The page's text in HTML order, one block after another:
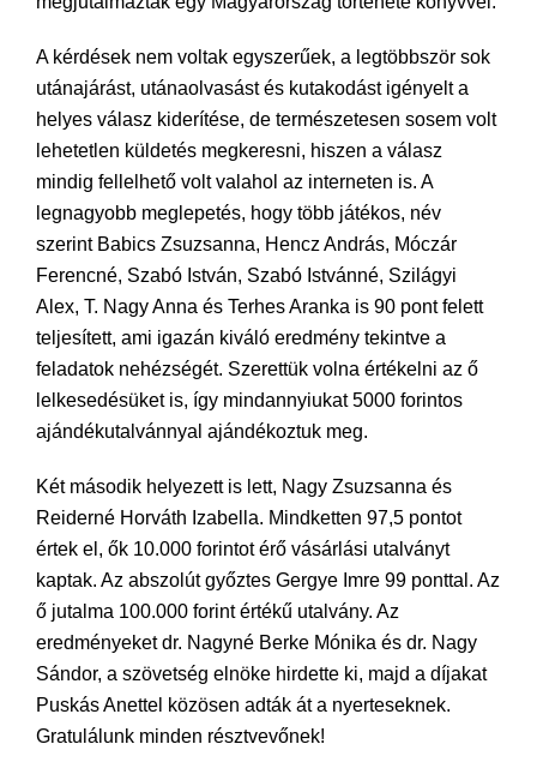
A kérdések nem voltak egyszerűek, a legtöbbször sok
utánajárást, utánaolvasást és kutakodást igényelt a
helyes válasz kiderítése, de természetesen sosem volt
lehetetlen küldetés megkeresni, hiszen a válasz
mindig fellelhető volt valahol az interneten is. A
legnagyobb meglepetés, hogy több játékos, név
szerint Babics Zsuzsanna, Hencz András, Móczár
Ferencné, Szabó István, Szabó Istvánné, Szilágyi
Alex, T. Nagy Anna és Terhes Aranka is 90 pont felett
teljesített, ami igazán kiváló eredmény tekintve a
feladatok nehézségét. Szerettük volna értékelni az ő
lelkesedésüket is, így mindannyiukat 5000 forintos
ajándékutalvánnyal ajándékoztuk meg.
Két második helyezett is lett, Nagy Zsuzsanna és
Reiderné Horváth Izabella. Mindketten 97,5 pontot
értek el, ők 10.000 forintot érő vásárlási utalványt
kaptak. Az abszolút győztes Gergye Imre 99 ponttal. Az
ő jutalma 100.000 forint értékű utalvány. Az
eredményeket dr. Nagyné Berke Mónika és dr. Nagy
Sándor, a szövetség elnöke hirdette ki, majd a díjakat
Puskás Anettel közösen adták át a nyerteseknek.
Gratulálunk minden résztvevőnek!